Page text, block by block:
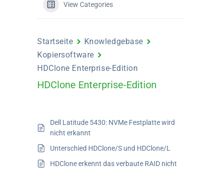
View Categories
Startseite
Knowledgebase
Kopiersoftware
HDClone Enterprise-Edition
HDClone Enterprise-Edition
Dell Latitude 5430: NVMe Festplatte wird
nicht erkannt
Unterschied HDClone/S und HDClone/L
HDClone erkennt das verbaute RAID nicht